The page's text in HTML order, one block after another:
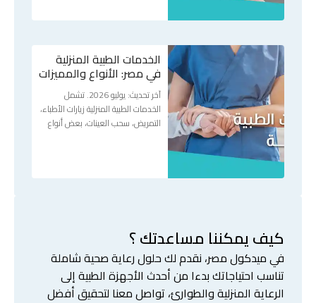
الخدمات الطبية المنزلية
في مصر: الأنواع والمميزات
آخر تحديث: يوليو 2026. تشمل
الخدمات الطبية المنزلية زيارات الأطباء،
التمريض، سحب العينات، بعض أنواع
كيف يمكننا مساعدتك ؟
في ميدكول مصر، نقدم لك حلول رعاية صحية شاملة
تناسب احتياجاتك بدءا من أحدث الأجهزة الطبية إلى
الرعاية المنزلية والطوارئ، تواصل معنا لتحقيق أفضل